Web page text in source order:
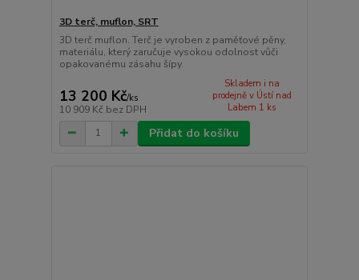
3D terč, muflon, SRT
3D terč muflon. Terč je vyroben z paměťové pěny,
materiálu, který zaručuje vysokou odolnost vůči
opakovanému zásahu šípy.
13 200 Kč/ks
10 909 Kč bez DPH
Skladem i na
prodejně v Ústí nad
Labem 1 ks
Přidat do košíku